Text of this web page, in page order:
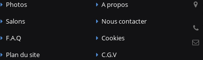
Photos
Salons
F.A.Q
Plan du site
A propos
Nous contacter
Cookies
C.G.V